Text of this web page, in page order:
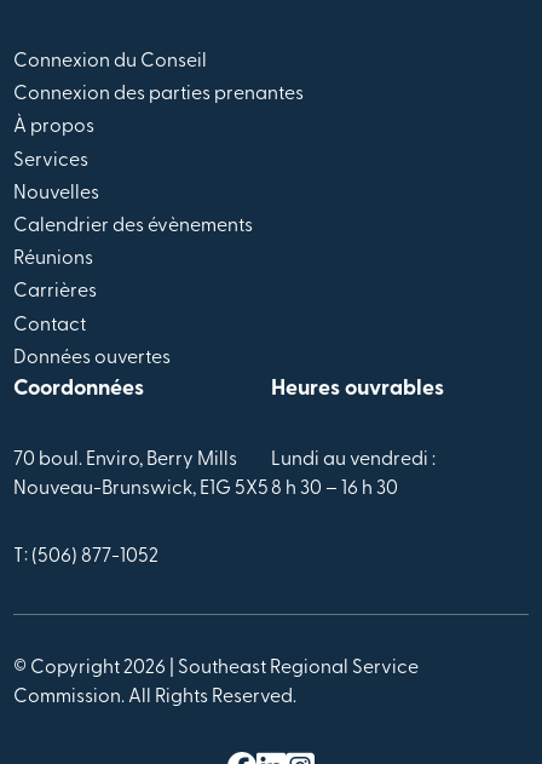
Connexion du Conseil
Connexion des parties prenantes
À propos
Services
Nouvelles
Calendrier des évènements
Réunions
Carrières
Contact
Données ouvertes
Coordonnées
70 boul. Enviro, Berry Mills
Nouveau-Brunswick, E1G 5X5
T: (506) 877-1052
Heures ouvrables
Lundi au vendredi :
8 h 30 – 16 h 30
© Copyright 2026 | Southeast Regional Service
Commission. All Rights Reserved.